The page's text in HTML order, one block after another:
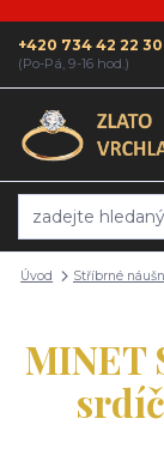
+420 734 42 22 30
(Po-Pá, 9-16 hod.)
Úvod Stříbrné
MINET